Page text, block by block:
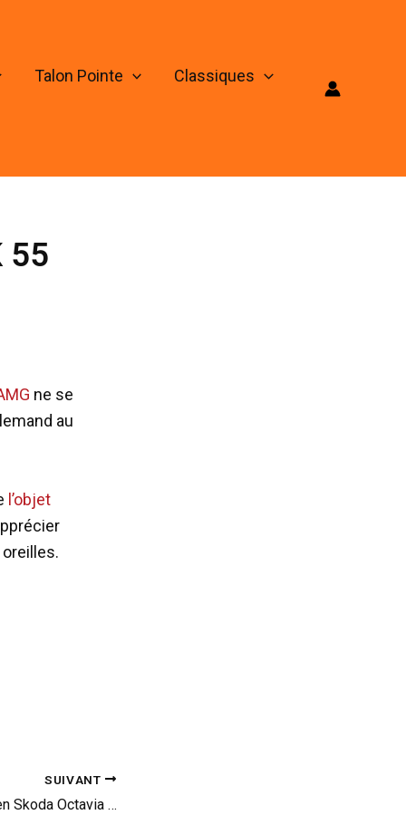
Talon Pointe Classiques
55
ne se
au
l’objet
SUIVANT
Plus de 325 km/h en Skoda Octavia à Bonneville !